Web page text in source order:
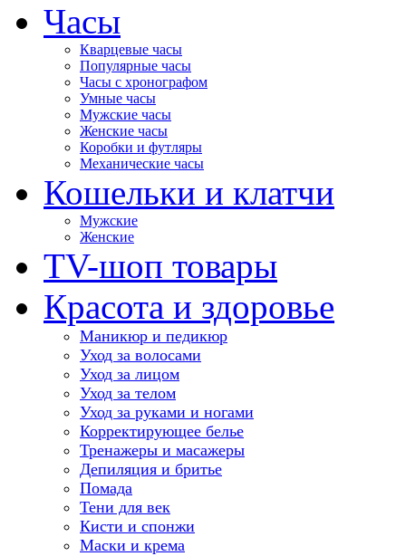
Часы
Кварцевые часы
Популярные часы
Часы с хронографом
Умные часы
Мужские часы
Женские часы
Коробки и футляры
Механические часы
Кошельки и клатчи
Мужские
Женские
TV-шоп товары
Красота и здоровье
Маникюр и педикюр
Уход за волосами
Уход за лицом
Уход за телом
Уход за руками и ногами
Корректирующее белье
Тренажеры и масажеры
Депиляция и бритье
Помада
Тени для век
Кисти и спонжи
Маски и крема